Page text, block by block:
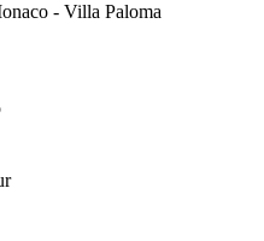
- Villa Paloma